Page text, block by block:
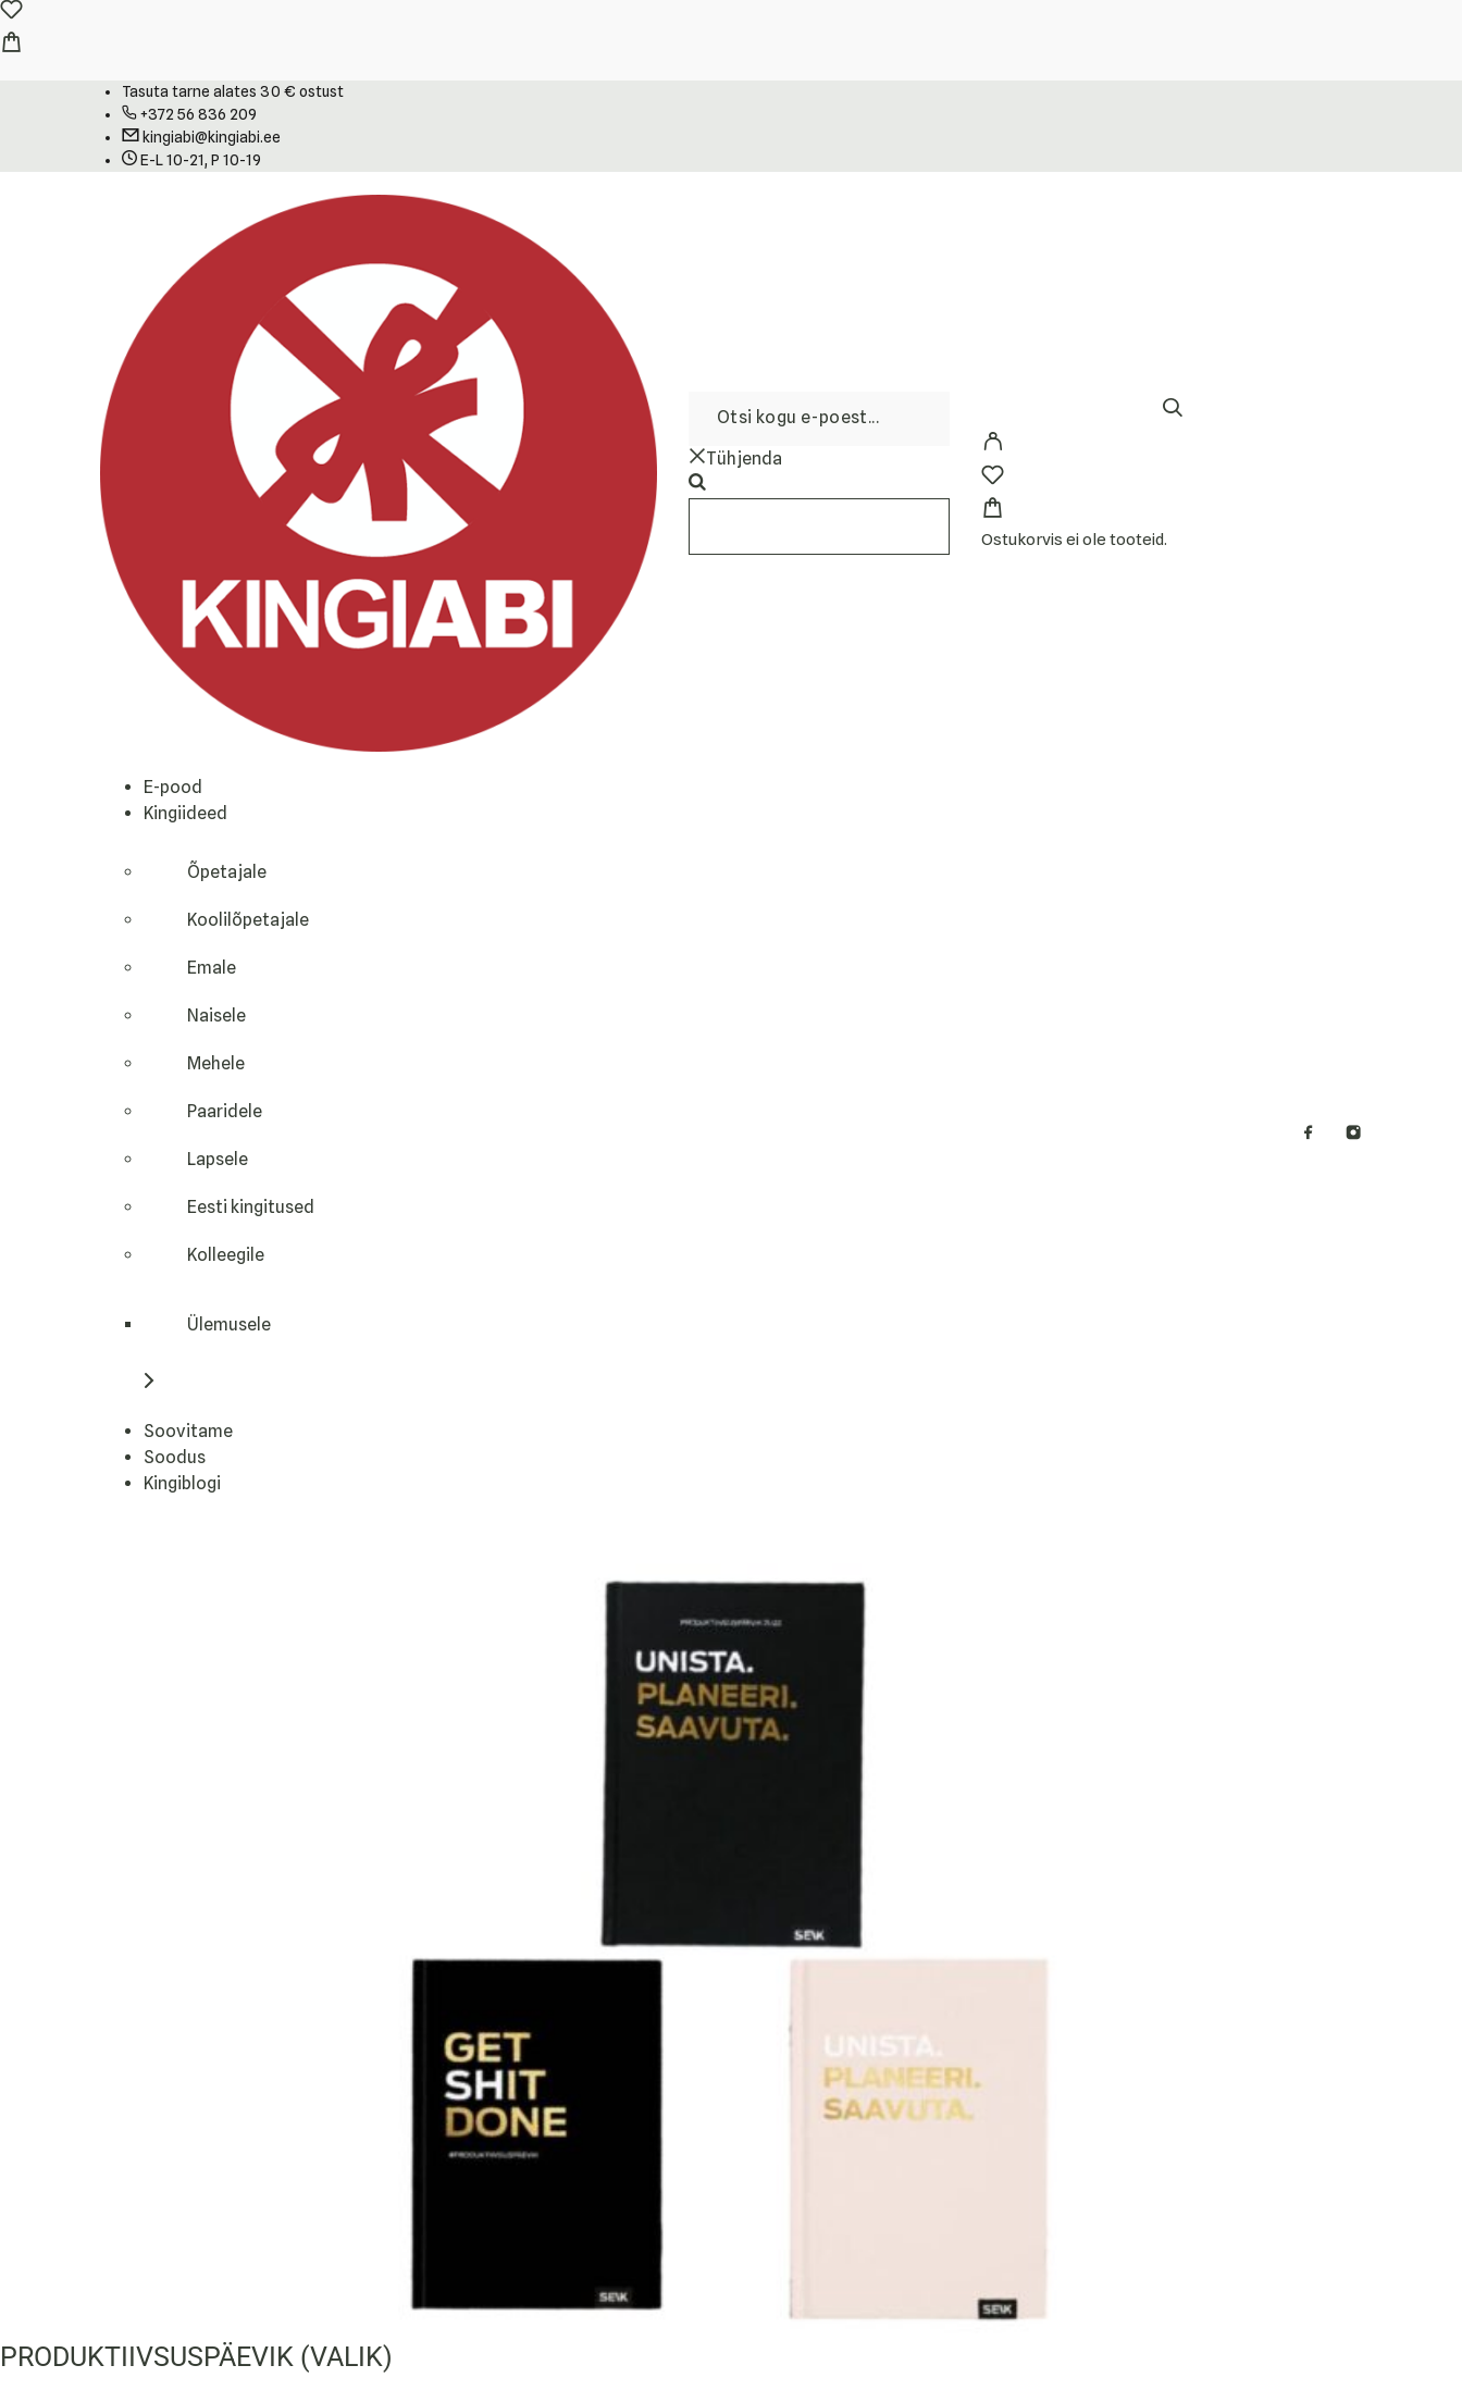
Tasuta tarne alates 30 € ostust
+372 56 836 209
kingiabi@kingiabi.ee
E-L 10-21, P 10-19
Tühjenda
Ostukorvis ei ole tooteid.
E-pood
Kingiideed
Õpetajale
Koolilõpetajale
Emale
Naisele
Mehele
Paaridele
Lapsele
Eesti kingitused
Kolleegile
Ülemusele
Soovitame
Soodus
Kingiblogi
PRODUKTIIVSUSPÄEVIK (VALIK)